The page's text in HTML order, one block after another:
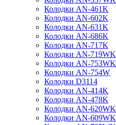
Колодки AN-461K
Колодки AN-602K
Колодки AN-631K
Колодки AN-686K
Колодки AN-717K
Колодки AN-719WK
Колодки AN-753WK
Колодки AN-754W
Колодки D3114
Колодки AN-414K
Колодки AN-478K
Колодки AN-620WK
Колодки AN-609WK